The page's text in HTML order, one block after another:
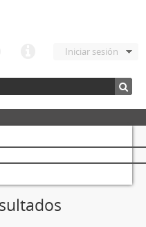
Iniciar sesión